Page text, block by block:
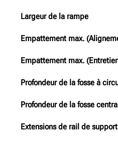
Largeur de la rampe
Empattement max.
Empattement max.
Profondeur de la fosse à
Profondeur de la fosse
Extensions de rail de